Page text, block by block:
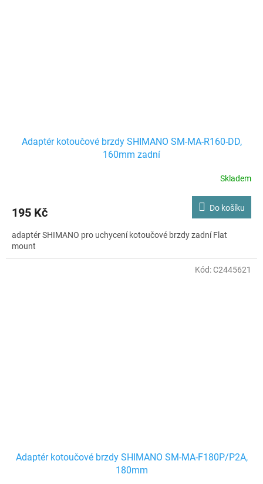
Adaptér kotoučové brzdy SHIMANO SM-MA-R160-DD,
160mm zadní
Skladem
195 Kč Do košíku
adaptér SHIMANO pro uchycení kotoučové brzdy zadní Flat
mount
Adaptér kotoučové brzdy SHIMANO SM-MA-F180P/P2A,
180mm
Kód:C2445621